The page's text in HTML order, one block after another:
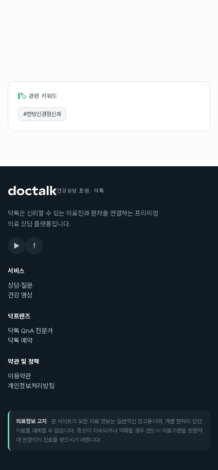
🏷 관련 키워드
#한방신경정신과
건강상담 포럼 · 닥톡
닥톡은 신뢰할 수 있는 의료진과 환자를 연결하는 프리미엄
의료 상담 플랫폼입니다.
▶ f
서비스
상담·질문
건강 영상
닥프렌즈
닥톡 QnA 전문가
닥톡 예약
약관 및 정책
이용약관
개인정보처리방침
의료정보 고지 · 본 사이트의 모든 의료 정보는 일반적인 참고용이며, 개별 환자의 진단·
치료를 대체할 수 없습니다. 증상이 지속되거나 악화될 경우 반드시 의료기관을 방문하
여 전문의의 진료를 받으시기 바랍니다.